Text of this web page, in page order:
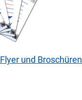
Flyer und Broschüren